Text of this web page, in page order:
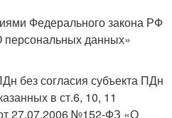
Федерального закона РФ
данных»
без согласия субъекта ПДн
в ст.6, 10, 11
27.07.2006 №152-ФЗ «О